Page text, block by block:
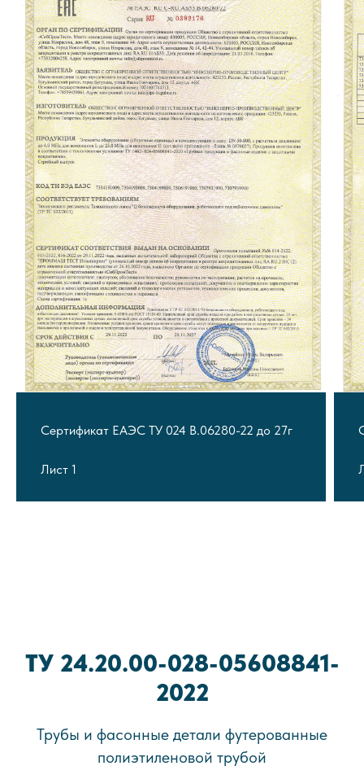
Сертификат ЕАЭС ТУ 024 В.06280-22 до 27г
Лист 1
ТУ 24.20.00-028-05608841-
2022
Трубы и фасонные детали футерованные
полиэтиленовой трубой